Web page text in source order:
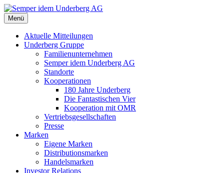
Menü
Aktuelle Mitteilungen
Underberg Gruppe
Familienunternehmen
Semper idem Underberg AG
Standorte
Kooperationen
180 Jahre Underberg
Die Fantastischen Vier
Kooperation mit OMR
Vertriebsgesellschaften
Presse
Marken
Eigene Marken
Distributionsmarken
Handelsmarken
Investor Relations